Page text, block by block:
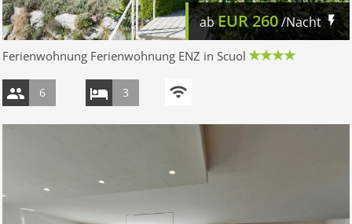
abEUR260/Nacht
Ferienwohnung Ferienwohnung ENZ in Scuol
6 3